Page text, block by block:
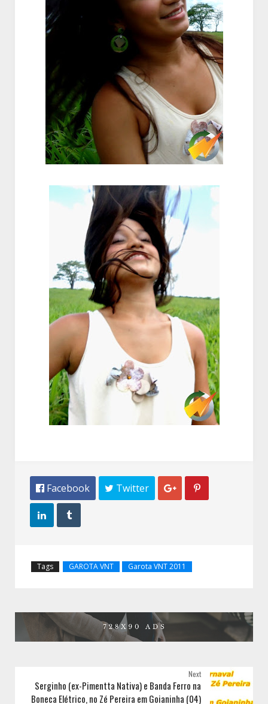
 Facebook  Twitter  
 
Tags GAROTA VNT Garota VNT 2011
Next
Serginho (ex-Pimentta Nativa) e Banda Ferro na
Boneca Elétrico, no Zé Pereira em Goianinha (04)